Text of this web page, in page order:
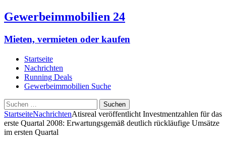
Gewerbeimmobilien 24
Mieten, vermieten oder kaufen
Startseite
Nachrichten
Running Deals
Gewerbeimmobilien Suche
Suchen
nach:
StartseiteNachrichtenAtisreal veröffentlicht Investmentzahlen für das
erste Quartal 2008: Erwartungsgemäß deutlich rückläufige Umsätze
im ersten Quartal